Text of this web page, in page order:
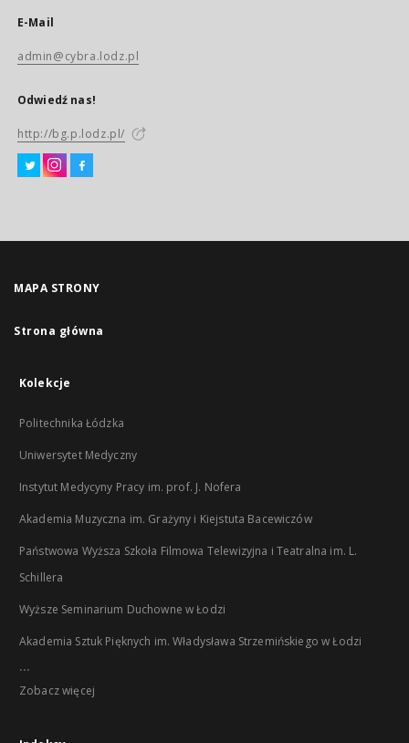
E-Mail
admin@cybra.lodz.pl
Odwiedź nas!
http://bg.p.lodz.pl/
MAPA STRONY
Strona główna
Kolekcje
Politechnika Łódzka
Uniwersytet Medyczny
Instytut Medycyny Pracy im. prof. J. Nofera
Akademia Muzyczna im. Grażyny i Kiejstuta Bacewiczów
Państwowa Wyższa Szkoła Filmowa Telewizyjna i Teatralna im. L.
Schillera
Wyższe Seminarium Duchowne w Łodzi
Akademia Sztuk Pięknych im. Władysława Strzemińskiego w Łodzi
...
Zobacz więcej